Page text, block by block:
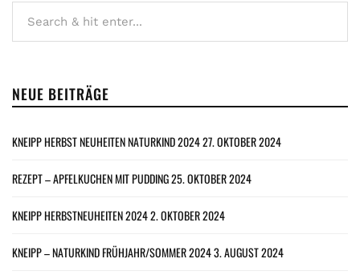
NEUE BEITRÄGE
KNEIPP HERBST NEUHEITEN NATURKIND 202427. OKTOBER 2024
REZEPT – APFELKUCHEN MIT PUDDING25. OKTOBER 2024
KNEIPP HERBSTNEUHEITEN 20242. OKTOBER 2024
KNEIPP – NATURKIND FRÜHJAHR/SOMMER 20243. AUGUST 2024